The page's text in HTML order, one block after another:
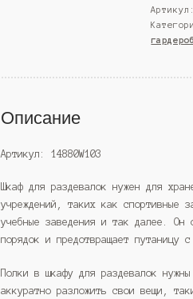
"ФИТНЕС"
№2,
и
Описание
Артикул: 14880W103
Шкаф для раздевалок нужен для
учреждений, таких как спортивные
учебные заведения и так далее. Он
порядок и предотвращает путаницу с
Полки в шкафу для раздевалок
аккуратно разложить свои вещи,